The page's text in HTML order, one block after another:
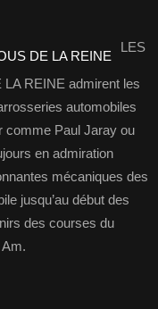
LES
REINE admirent les
automobiles
comme Paul Jaray ou
en admiration
mécaniques des
jusqu’au début des
des courses du